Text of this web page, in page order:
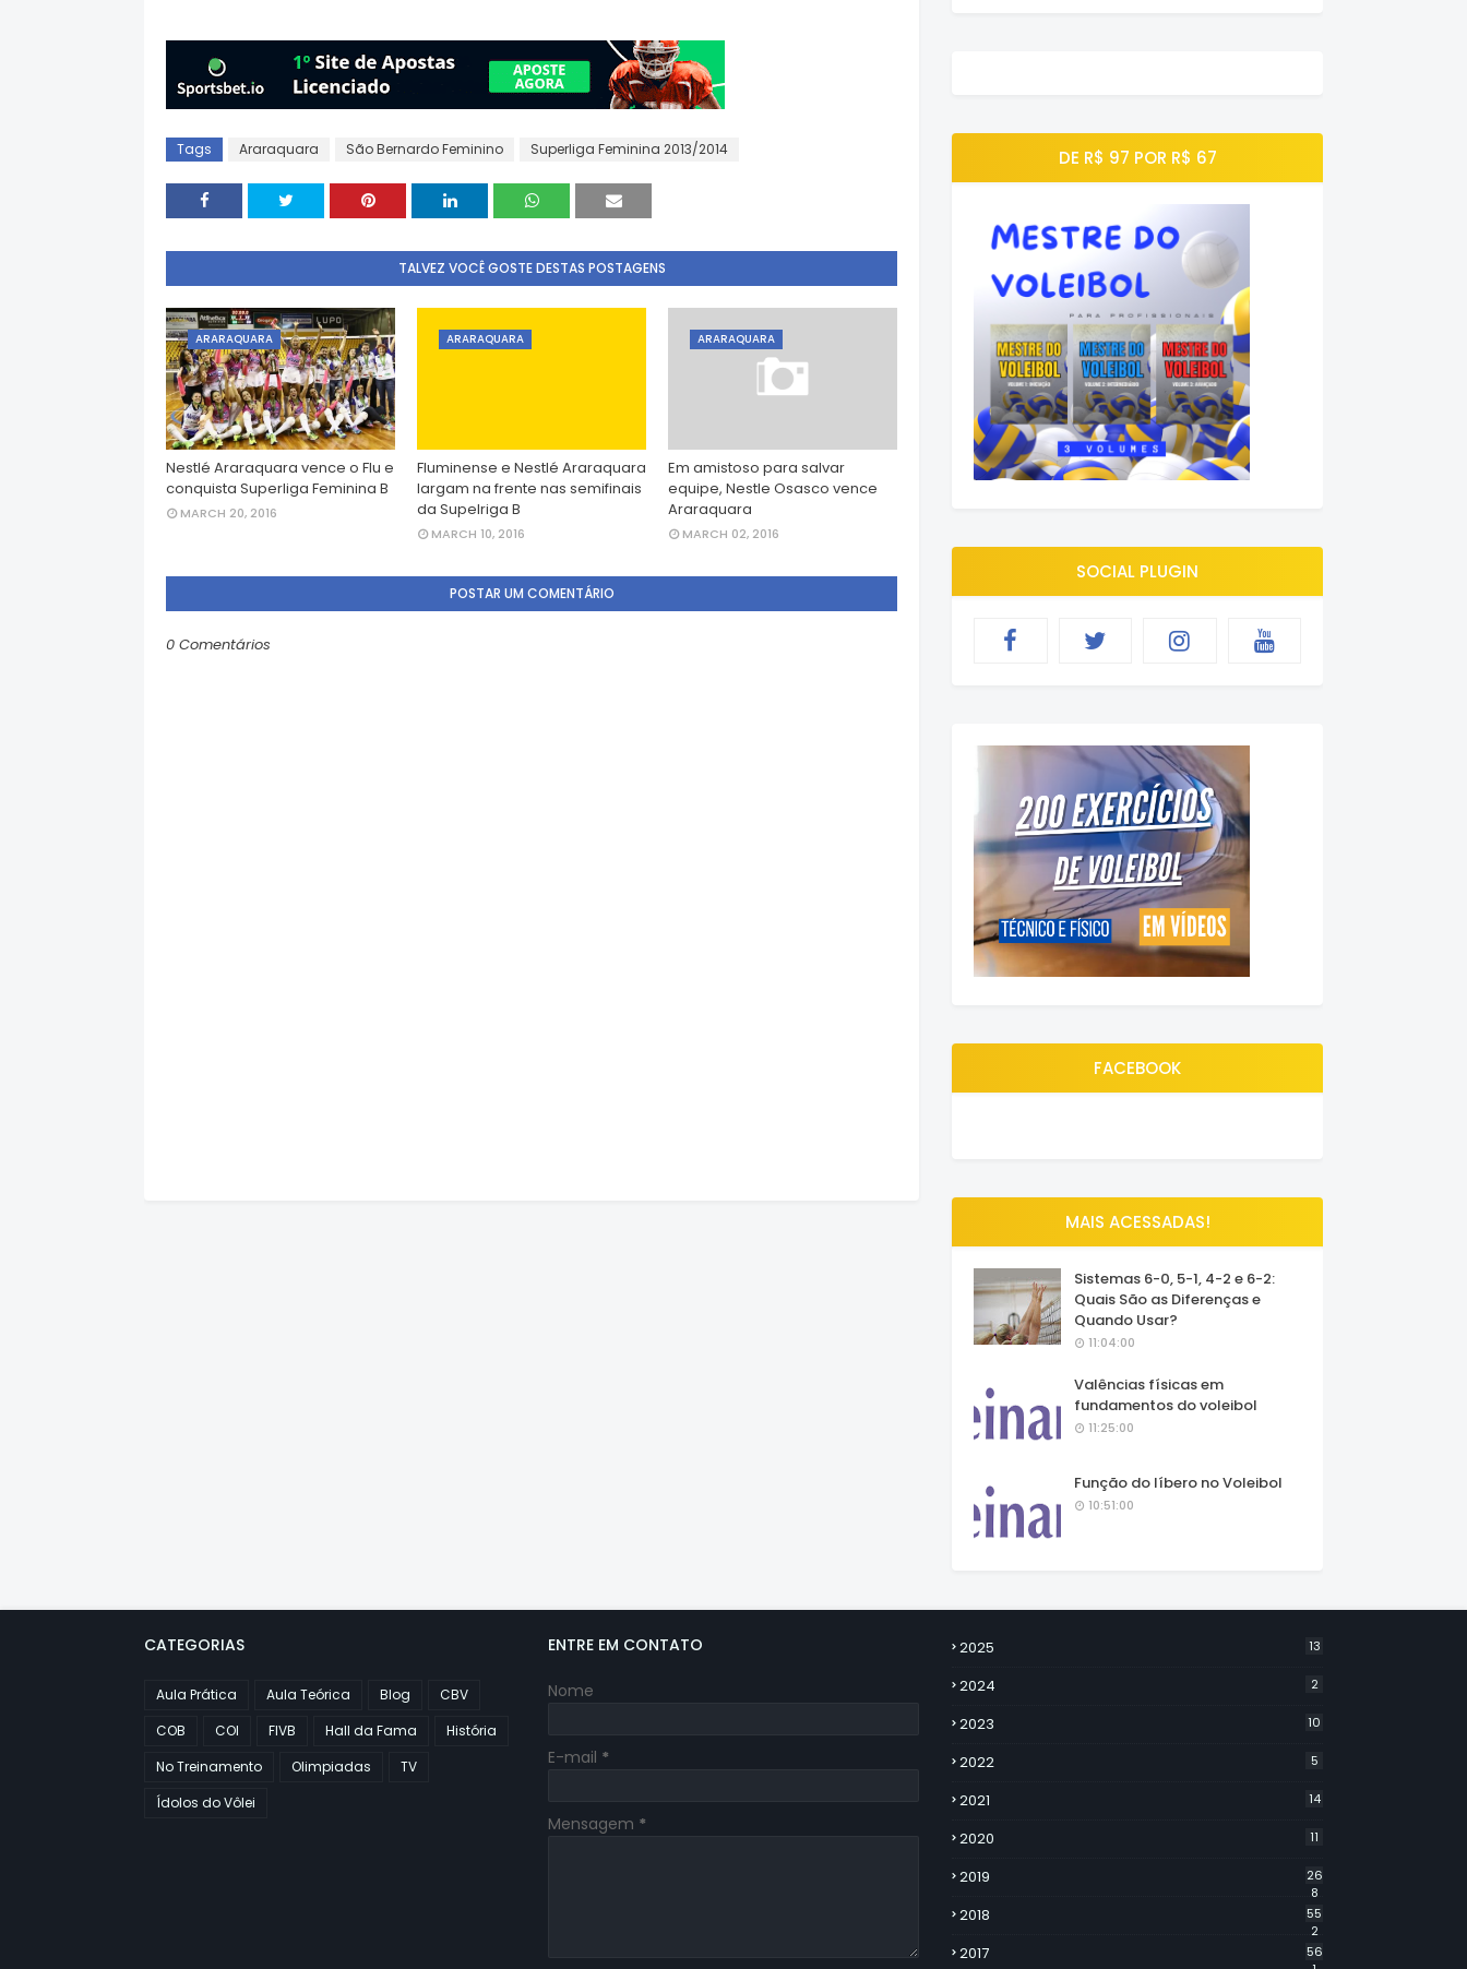
Tags Araraquara São Bernardo Feminino Superliga Feminina 2013/2014
TALVEZ VOCÊ GOSTE DESTAS POSTAGENS
ARARAQUARA
Nestlé Araraquara vence o Flu e
conquista Superliga Feminina B
MARCH 20, 2016
ARARAQUARA
Fluminense e Nestlé Araraquara
largam na frente nas semifinais
da Supelriga B
MARCH 10, 2016
ARARAQUARA
Em amistoso para salvar
equipe, Nestle Osasco vence
Araraquara
MARCH 02, 2016
POSTAR UM COMENTÁRIO
0 Comentários
DE R$ 97 POR R$ 67
SOCIAL PLUGIN
FACEBOOK
MAIS ACESSADAS!
Sistemas 6-0, 5-1, 4-2 e 6-2:
Quais São as Diferenças e
Quando Usar?
11:04:00
Valências físicas em
fundamentos do voleibol
11:25:00
Função do líbero no Voleibol
10:51:00
CATEGORIAS
Aula Prática Aula Teórica Blog
CBV
COB
COI FIVB Hall da Fama
História
No Treinamento
Olimpiadas
TV
Ídolos do Vôlei
ENTRE EM CONTATO
Nome
E-mail *
Mensagem *
2025 13
2024 2
2023 10
2022 5
2021 14
2020 11
2019
26
8
2018
55
2
2017
56